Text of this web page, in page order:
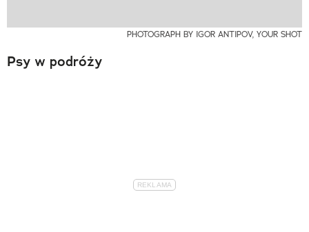
PHOTOGRAPH BY IGOR ANTIPOV, YOUR SHOT
Psy w podróży